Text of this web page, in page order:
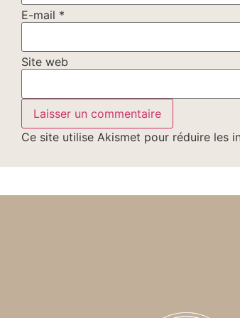
E-mail *
Site web
Ce site utilise Akismet pour réduire les